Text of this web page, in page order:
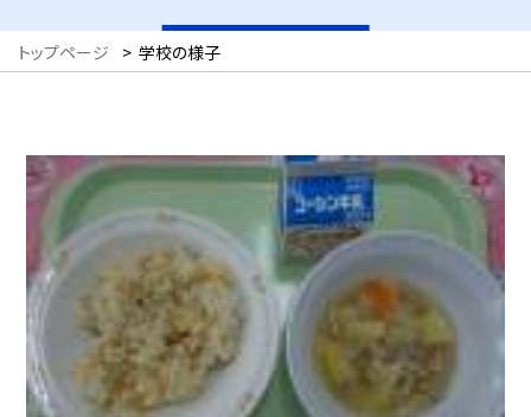
トップページ > 学校の様子